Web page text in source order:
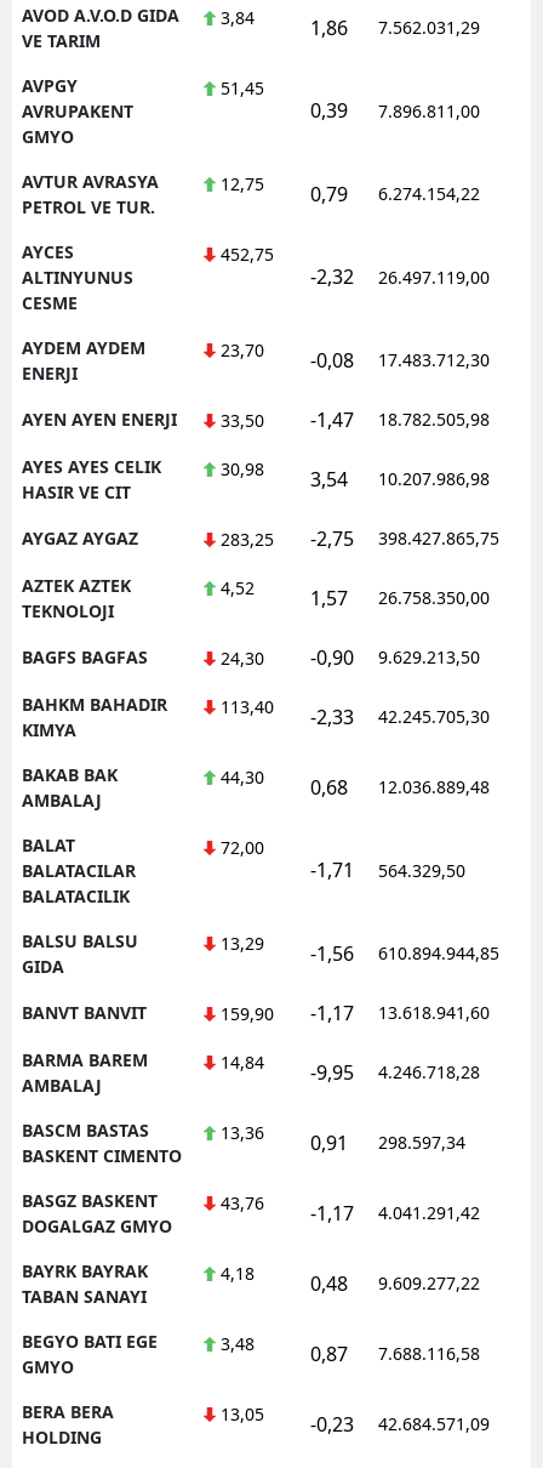
AVOD A.V.O.D GIDA
VE TARIM
3,84 1,86 7.562.031,29
AVPGY
AVRUPAKENT
GMYO
51,45
0,39 7.896.811,00
AVTUR AVRASYA
PETROL VE TUR.
12,75 0,79 6.274.154,22
AYCES
ALTINYUNUS
CESME
452,75
-2,32 26.497.119,00
AYDEM AYDEM
ENERJI
23,70 -0,08 17.483.712,30
AYEN AYEN ENERJI 33,50 -1,47 18.782.505,98
AYES AYES CELIK
HASIR VE CIT
30,98 3,54 10.207.986,98
AYGAZ AYGAZ 283,25 -2,75 398.427.865,75
AZTEK AZTEK
TEKNOLOJI
4,52 1,57 26.758.350,00
BAGFS BAGFAS 24,30 -0,90 9.629.213,50
BAHKM BAHADIR
KIMYA
113,40 -2,33 42.245.705,30
BAKAB BAK
AMBALAJ
44,30 0,68 12.036.889,48
BALAT
BALATACILAR
BALATACILIK
72,00
-1,71 564.329,50
BALSU BALSU
GIDA
13,29 -1,56 610.894.944,85
BANVT BANVIT 159,90 -1,17 13.618.941,60
BARMA BAREM
AMBALAJ
14,84 -9,95 4.246.718,28
BASCM BASTAS
BASKENT CIMENTO
13,36 0,91 298.597,34
BASGZ BASKENT
DOGALGAZ GMYO
43,76 -1,17 4.041.291,42
BAYRK BAYRAK
TABAN SANAYI
4,18 0,48 9.609.277,22
BEGYO BATI EGE
GMYO
3,48 0,87 7.688.116,58
BERA BERA
HOLDING
13,05 -0,23 42.684.571,09